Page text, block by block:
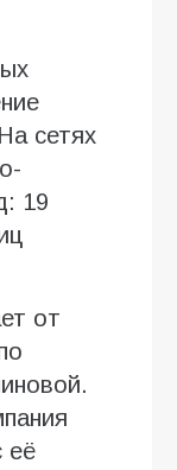
сетях
19
от
её